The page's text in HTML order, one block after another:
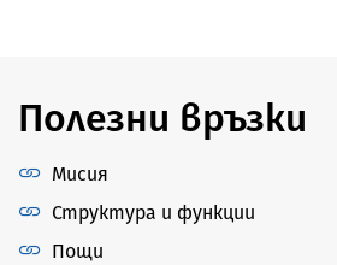
Полезни връзки
Мисия
Структура и функции
Пощи